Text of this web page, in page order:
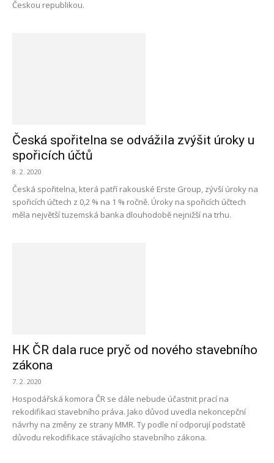
Českou republikou.
Česká spořitelna se odvážila zvýšit úroky u
spořicích účtů
8. 2. 2020
Česká spořitelna, která patří rakouské Erste Group, zývší úroky na
spořicích účtech z 0,2 % na 1 % ročně. Úroky na spořicích účtech
měla největší tuzemská banka dlouhodobě nejnižší na trhu.
HK ČR dala ruce pryč od nového stavebního
zákona
7. 2. 2020
Hospodářská komora ČR se dále nebude účastnit prací na
rekodifikaci stavebního práva. Jako důvod uvedla nekoncepční
návrhy na změny ze strany MMR. Ty podle ní odporují podstatě
důvodu rekodifikace stávajícího stavebního zákona.